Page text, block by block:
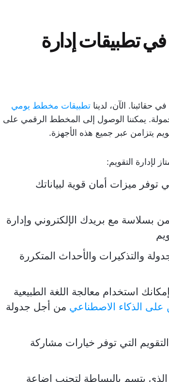
تطبيقات إدارة
حقائبنا. الآن، لدينا تطبيقات مخطط يومي
يمكننا الوصول إلى المخطط الرقمي على
يتزامن عبر جميع هذه الأجهزة.
لإدارة التقويم:
توفر ميزات أمان قوية لبياناتك
بسلاسة مع بريدك الإلكتروني وإدارة
والتذكيرات والأحداث المتكررة
استخدام معالجة اللغة الطبيعية
الذكاء الاصطناعي من أجل جدولة
التي توفر خيارات مشاركة
الذي يتسم بالبساطة لتجنب إضاعة